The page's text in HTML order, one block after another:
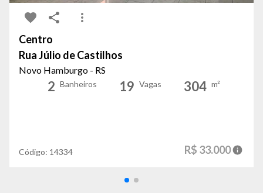
Centro
Rua Júlio de Castilhos
Novo Hamburgo - RS
2 Banheiros 19 Vagas 304 m²
Código: 14334 R$ 33.000